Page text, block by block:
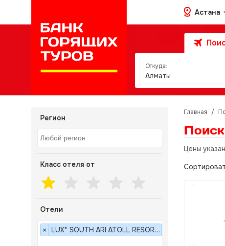
Астана
Откуда:
Алматы
Регион
Класс отеля от
Отели
× LUX* SOUTH ARI ATOLL RESORTS & VILLAS 5*
Главная /
Цены